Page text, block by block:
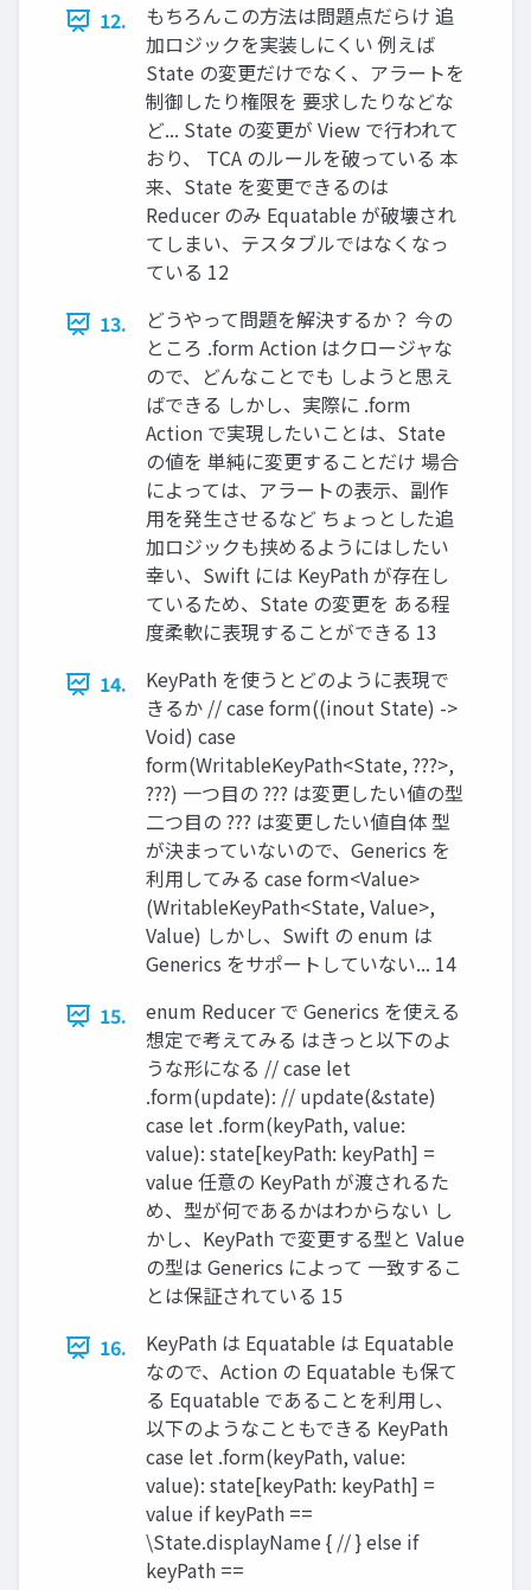
12.
もちろんこの⽅法は問題点だらけ 追
加ロジックを実装しにくい 例えば
State の変更だけでなく、アラートを
制御したり権限を 要求したりなどな
ど... State の変更が View で⾏われて
おり、 TCA のルールを破っている 本
来、State を変更できるのは
Reducer のみ Equatable が破壊され
てしまい、テスタブルではなくなっ
ている 12
13.
どうやって問題を解決するか？ 今の
ところ .form Action はクロージャな
ので、どんなことでも しようと思え
ばできる しかし、実際に .form
Action で実現したいことは、State
の値を 単純に変更することだけ 場合
によっては、アラートの表⽰、副作
⽤を発⽣させるなど ちょっとした追
加ロジックも挟めるようにはしたい
幸い、Swift には KeyPath が存在し
ているため、State の変更を ある程
度柔軟に表現することができる 13
14.
KeyPath を使うとどのように表現で
きるか // case form((inout State) ->
Void) case
form(WritableKeyPath<State, ???>,
???) ⼀つ⽬の ??? は変更したい値の型
⼆つ⽬の ??? は変更したい値⾃体 型
が決まっていないので、Generics を
利⽤してみる case form<Value>
(WritableKeyPath<State, Value>,
Value) しかし、Swift の enum は
Generics をサポートしていない... 14
15.
enum Reducer で Generics を使える
想定で考えてみる はきっと以下のよ
うな形になる // case let
.form(update): // update(&state)
case let .form(keyPath, value:
value): state[keyPath: keyPath] =
value 任意の KeyPath が渡されるた
め、型が何であるかはわからない し
かし、KeyPath で変更する型と Value
の型は Generics によって ⼀致するこ
とは保証されている 15
16.
KeyPath は Equatable は Equatable
なので、Action の Equatable も保て
る Equatable であることを利⽤し、
以下のようなこともできる KeyPath
case let .form(keyPath, value:
value): state[keyPath: keyPath] =
value if keyPath ==
\State.displayName { // } else if
keyPath ==